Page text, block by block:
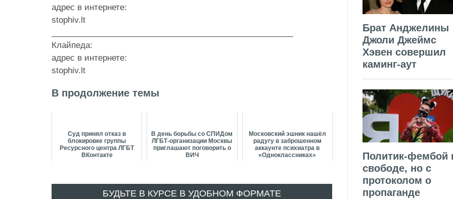
адрес в интернете:
stophiv.lt
Клайпеда:
адрес в интернете:
stophiv.lt
В продолжение темы
Суд принял отказ в
блокировке группы
Ресурсного центра ЛГБТ
ВКонтакте
В день борьбы со СПИДом
ЛГБТ-организации Москвы
приглашают поговорить о
ВИЧ
Московский эшник нашёл
радугу в заброшенном
аккаунте психиатра в
«Одноклассниках»
БУДЬТЕ В КУРСЕ В УДОБНОМ ФОРМАТЕ
Брат Анджелины
Джоли Джеймс
Хэвен совершил
каминг-аут
Политик-фембой
свободе, но с
протоколом о
пропаганде